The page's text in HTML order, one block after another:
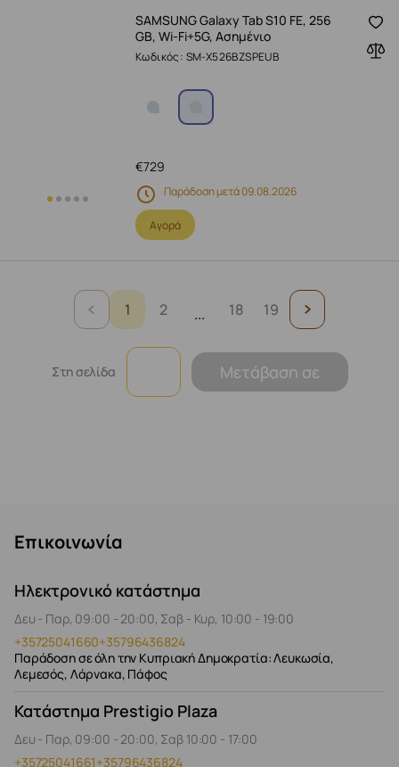
SAMSUNG Galaxy Tab S10 FE, 256
GB, Wi-Fi+5G, Ασημένιο
Κωδικός: SM-X526BZSPEUB
729
€
Παράδοση μετά 09.08.2026
Αγορά
1 2 ... 18 19
Στη σελίδα Μετάβαση σε
Επικοινωνία
Ηλεκτρονικό κατάστημα
Δευ - Παρ, 09:00 - 20:00, Σαβ - Κυρ, 10:00 - 19:00
+35725041660+35796436824
Παράδοση σε όλη την Κυπριακή Δημοκρατία: Λευκωσία,
Λεμεσός, Λάρνακα, Πάφος
Κατάστημα Prestigio Plaza
Δευ - Παρ, 09:00 - 20:00, Σαβ 10:00 - 17:00
+35725041661+35796436824